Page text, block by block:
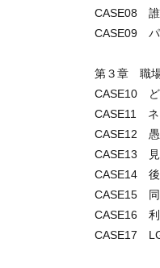
CASE08 誰
CASE09 パ
第３章 職
CASE10 ど
CASE11 ネ
CASE12 愚
CASE13 見
CASE14 後
CASE15 同
CASE16 利
CASE17